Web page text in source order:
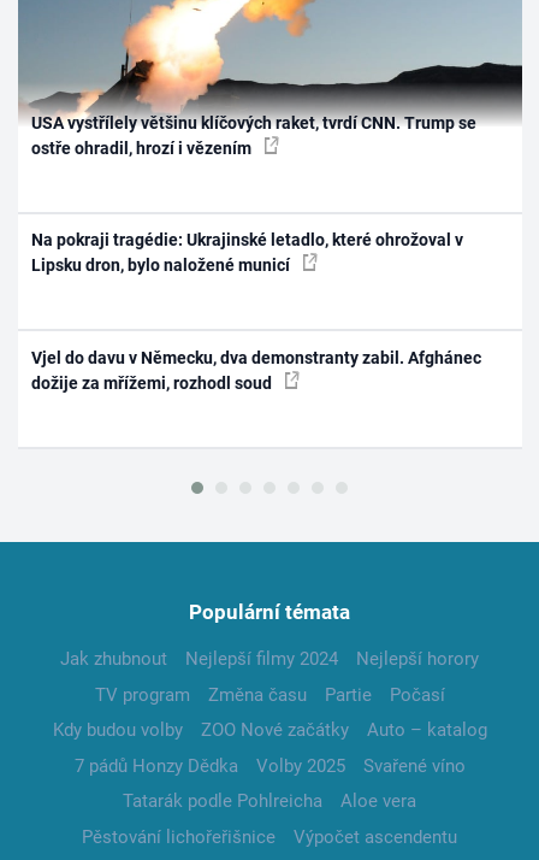
USA vystřílely většinu klíčových raket, tvrdí CNN. Trump se
ostře ohradil, hrozí i vězením
Na pokraji tragédie: Ukrajinské letadlo, které ohrožoval v
Lipsku dron, bylo naložené municí
Vjel do davu v Německu, dva demonstranty zabil. Afghánec
dožije za mřížemi, rozhodl soud
Populární témata
Jak zhubnout Nejlepší filmy 2024
Nejlepší horory
TV program
Změna času Partie
Počasí
Kdy budou volby
ZOO Nové začátky
Auto – katalog
7 pádů Honzy Dědka
Volby 2025
Svařené víno
Tatarák podle Pohlreicha
Aloe vera
Pěstování lichořeřišnice
Výpočet ascendentu